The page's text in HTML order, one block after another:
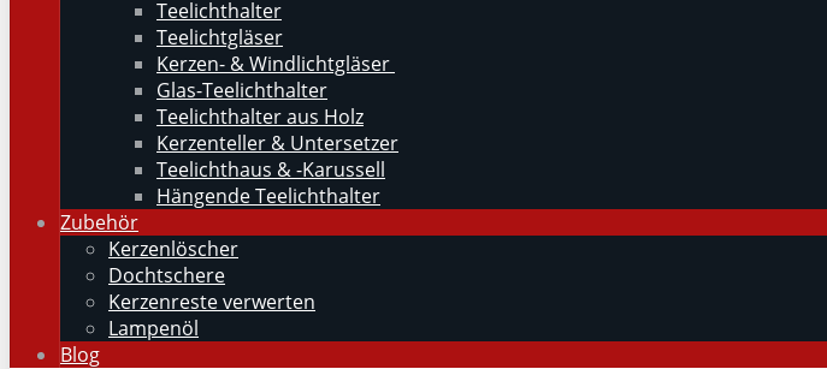
Teelichthalter
Teelichtgläser
Kerzen- & Windlichtgläser
Glas-Teelichthalter
Teelichthalter aus Holz
Kerzenteller & Untersetzer
Teelichthaus & -Karussell
Hängende Teelichthalter
Zubehör
Kerzenlöscher
Dochtschere
Kerzenreste verwerten
Lampenöl
Blog